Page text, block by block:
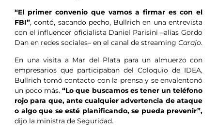
“El primer convenio que vamos a firmar es con el
FBI”, contó, sacando pecho, Bullrich en una entrevista
con el influencer oficialista Daniel Parisini –alias Gordo
Dan en redes sociales– en el canal de streaming Carajo.
En una visita a Mar del Plata para un almuerzo con
empresarios que participaban del Coloquio de IDEA,
Bullrich tomó contacto con la prensa y se envalentonó
un poco más.“Lo que buscamos es tener un teléfono
rojo para que, ante cualquier advertencia de ataque
o algo que se esté planificando, se pueda prevenir”,
dijo la ministra de Seguridad.